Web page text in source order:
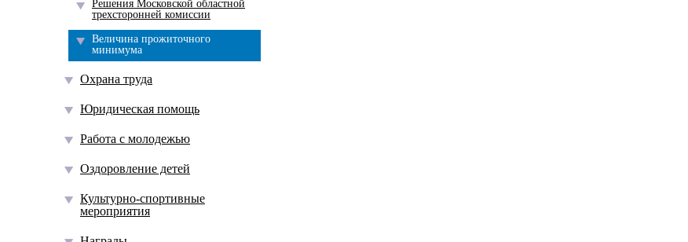
Решения Московской областной
трехсторонней комиссии
Величина прожиточного
минимума
Охрана труда
Юридическая помощь
Работа с молодежью
Оздоровление детей
Культурно-спортивные
мероприятия